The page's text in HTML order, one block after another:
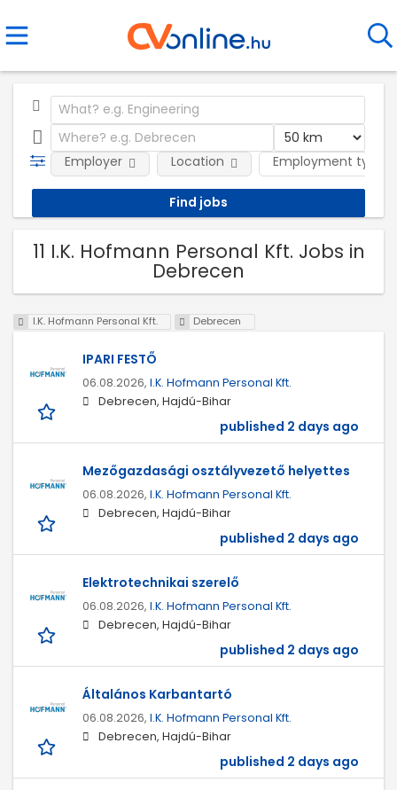
Employment type
Employer Location
11 I.K. Hofmann Personal Kft. Jobs in
Debrecen
I.K. Hofmann Personal Kft. Debrecen
IPARI FESTŐ
06.08.2026, I.K. Hofmann Personal Kft.
Debrecen, Hajdú-Bihar
published 2 days ago
Mezőgazdasági osztályvezető helyettes
06.08.2026, I.K. Hofmann Personal Kft.
Debrecen, Hajdú-Bihar
published 2 days ago
Elektrotechnikai szerelő
06.08.2026, I.K. Hofmann Personal Kft.
Debrecen, Hajdú-Bihar
published 2 days ago
Általános Karbantartó
06.08.2026, I.K. Hofmann Personal Kft.
Debrecen, Hajdú-Bihar
published 2 days ago